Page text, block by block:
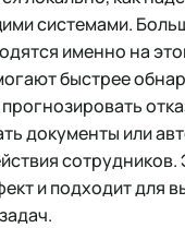
системами.
именно на
быстрее
документы или
сотрудников.
и подходит для